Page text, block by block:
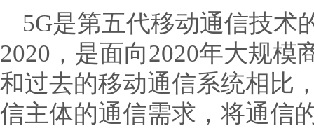
5G是第五代移动通信技术
2020，是面向2020年大规
和过去的移动通信系统相比
信主体的通信需求，将通信